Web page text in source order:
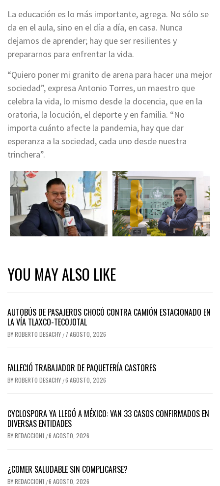
La educación es lo más importante, agrega. No sólo se
da en el aula, sino en el día a día, en casa. Nunca
dejamos de aprender; hay que ser resilientes y
prepararnos para enfrentar la vida.
“Quiero poner mi granito de arena para hacer una mejor
sociedad”, expresa Antonio Torres, un maestro que
celebra la vida, lo mismo desde la docencia, que en la
oratoria, la locución, el deporte y en familia. “No
importa cuánto afecte la pandemia, hay que dar
esperanza a la sociedad, cada uno desde nuestra
trinchera”.
YOU MAY ALSO LIKE
AUTOBÚS DE PASAJEROS CHOCÓ CONTRA CAMIÓN ESTACIONADO EN
LA VÍA TLAXCO-TECOJOTAL
BYROBERTO DESACHY / 7 AGOSTO, 2026
FALLECIÓ TRABAJADOR DE PAQUETERÍA CASTORES
BYROBERTO DESACHY /6 AGOSTO, 2026
CYCLOSPORA YA LLEGÓ A MÉXICO: VAN 33 CASOS CONFIRMADOS EN
DIVERSAS ENTIDADES
BYREDACCION1 /6 AGOSTO, 2026
¿COMER SALUDABLE SIN COMPLICARSE?
BYREDACCION1 /6 AGOSTO, 2026